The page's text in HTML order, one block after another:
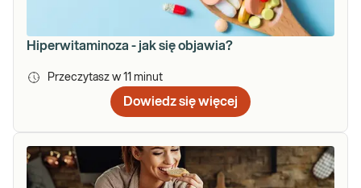
Hiperwitaminoza - jak się objawia?
Przeczytasz w 11 minut
Dowiedz się więcej